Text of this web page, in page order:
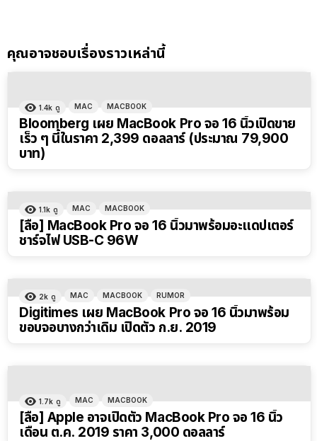
คุณอาจชอบเรื่องราวเหล่านี้
1.4k ดู MAC MACBOOK
Bloomberg เผย MacBook Pro จอ 16 นิ้วเปิดขาย
เร็ว ๆ นี้ในราคา 2,399 ดอลลาร์ (ประมาณ 79,900
บาท)
1.1k ดู MAC MACBOOK
[ลือ] MacBook Pro จอ 16 นิ้วมาพร้อมอะแดปเตอร์
ชาร์จไฟ USB-C 96W
2k ดู MAC MACBOOK RUMOR
Digitimes เผย MacBook Pro จอ 16 นิ้วมาพร้อม
ขอบจอบางกว่าเดิม เปิดตัว ก.ย. 2019
1.7k ดู MAC MACBOOK
[ลือ] Apple อาจเปิดตัว MacBook Pro จอ 16 นิ้ว
เดือน ต.ค. 2019 ราคา 3,000 ดอลลาร์